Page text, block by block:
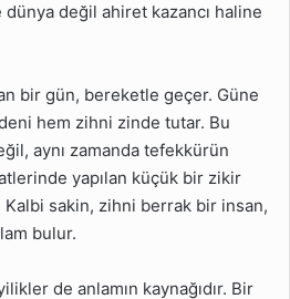
değil ahiret kazancı haline
bir gün, bereketle geçer. Güne
hem zihni zinde tutar. Bu
aynı zamanda tefekkürün
yapılan küçük bir zikir
sakin, zihni berrak bir insan,
bulur.
de anlamın kaynağıdır. Bir